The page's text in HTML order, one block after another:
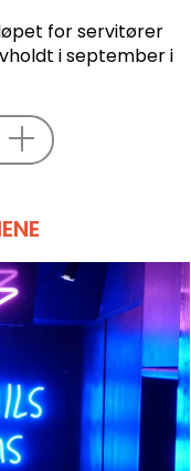
for servitører
i september i